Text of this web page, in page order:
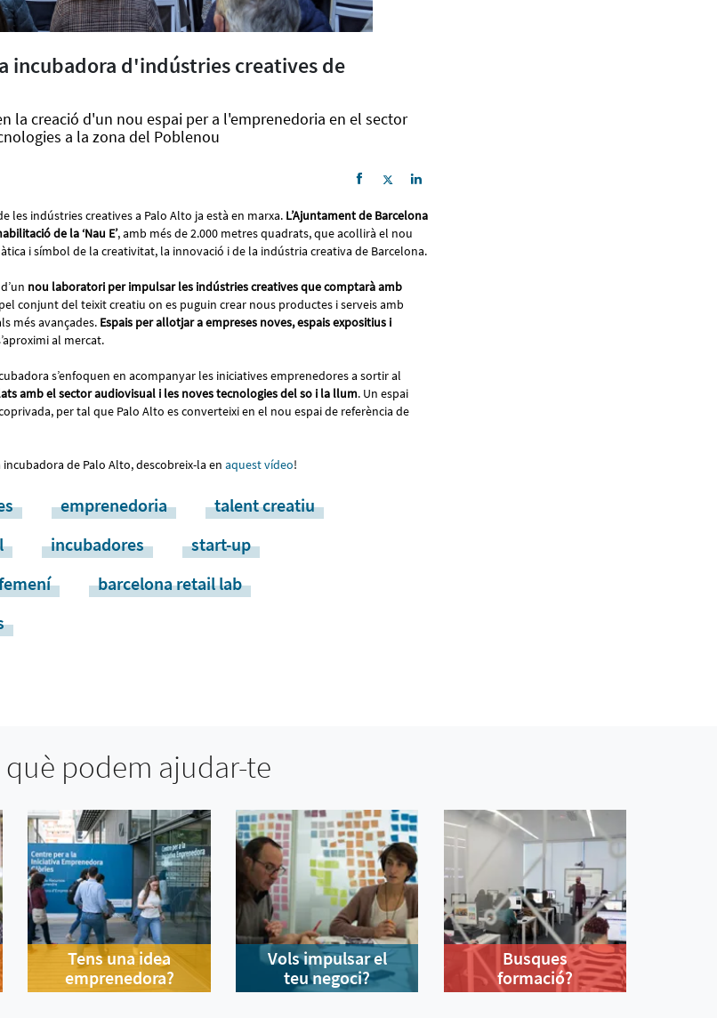
incubadora d'indústries creatives de
la creació d'un nou espai per a l'emprenedoria en el sector
a la zona del Poblenou
les indústries creatives a Palo Alto ja està en marxa. L’Ajuntament de Barcelona
de la ‘Nau E’, amb més de 2.000 metres quadrats, que acollirà el nou
i símbol de la creativitat, la innovació i de la indústria creativa de Barcelona.
nou laboratori per impulsar les indústries creatives que comptarà amb
conjunt del teixit creatiu on es puguin crear nous productes i serveis amb
més avançades. Espais per allotjar a empreses noves, espais expositius i
al mercat.
s’enfoquen en acompanyar les iniciatives emprenedores a sortir al
amb el sector audiovisual i les noves tecnologies del so i la llum. Un espai
per tal que Palo Alto es converteixi en el nou espai de referència de
de Palo Alto, descobreix-la en aquest vídeo!
emprenedoria
talent creatiu
incubadores
start-up
barcelona retail lab
què podem ajudar-te
Tens una idea
emprenedora?
Vols impulsar el
teu negoci?
Busques
formació?